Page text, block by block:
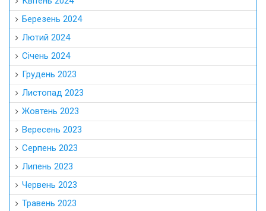
Березень 2024
Лютий 2024
Січень 2024
Грудень 2023
Листопад 2023
Жовтень 2023
Вересень 2023
Серпень 2023
Липень 2023
Червень 2023
Травень 2023